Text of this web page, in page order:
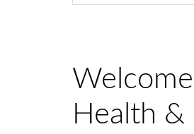
Health &